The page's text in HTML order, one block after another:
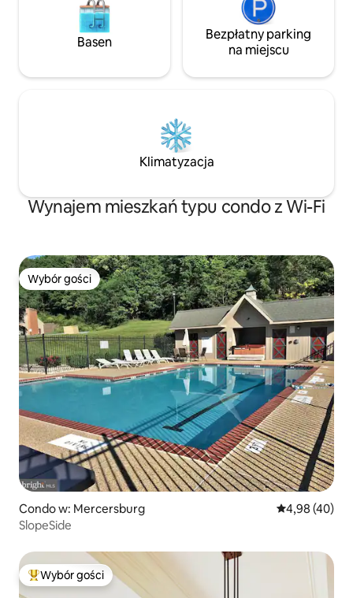
Basen
Bezpłatny parking
na miejscu
Klimatyzacja
Wynajem mieszkań typu condo z Wi-Fi
Wybór gości
Wybór gości
Condo w: Mercersburg Średnia
4,98 (40)
SlopeSide
Najpopularniejsze z kategorii Wybór gości
Wybór gości